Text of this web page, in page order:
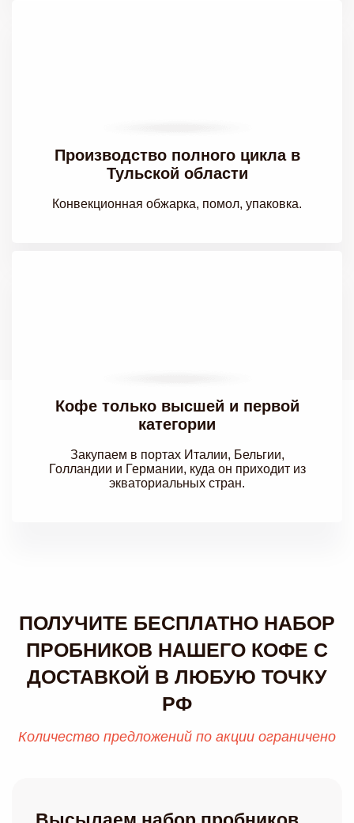
Производство полного цикла в
Тульской области
Конвекционная обжарка, помол, упаковка.
Кофе только высшей и первой
категории
Закупаем в портах Италии, Бельгии,
Голландии и Германии, куда он приходит из
экваториальных стран.
ПОЛУЧИТЕ БЕСПЛАТНО НАБОР
ПРОБНИКОВ НАШЕГО КОФЕ С
ДОСТАВКОЙ В ЛЮБУЮ ТОЧКУ
РФ
Количество предложений по акции ограничено